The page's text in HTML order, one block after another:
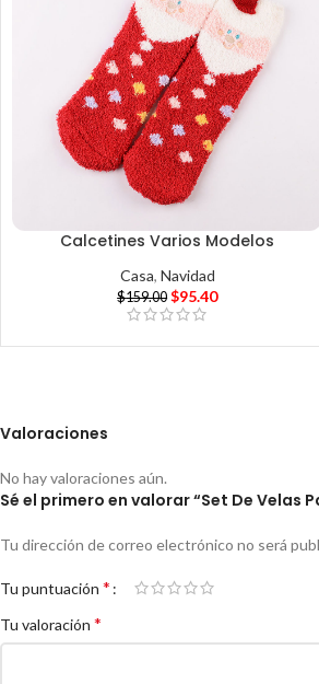
Calcetines Varios Modelos
Casa, Navidad
$159.00 $95.40
Valoraciones
No hay valoraciones aún.
Sé el primero en valorar “Set De Velas
Tu dirección de correo electrónico no será
Tu puntuación *
Tu valoración *